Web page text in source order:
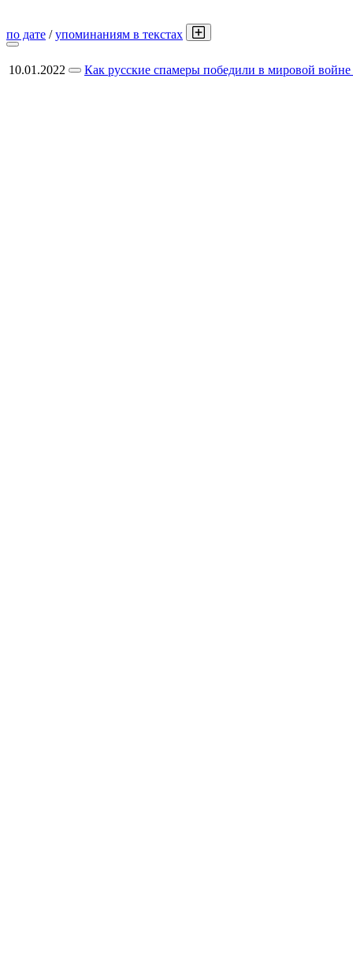
по дате /упоминаниям в текстах
10.01.2022 Как русские спамеры победили в мировой войне